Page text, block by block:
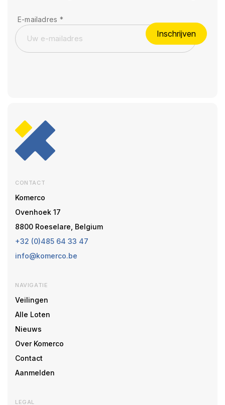
E-mailadres *
Inschrijven
CONTACT
Komerco
Ovenhoek 17
8800 Roeselare, Belgium
+32 (0)485 64 33 47
info@komerco.be
NAVIGATIE
Veilingen
Alle Loten
Nieuws
Over Komerco
Contact
Aanmelden
LEGAL